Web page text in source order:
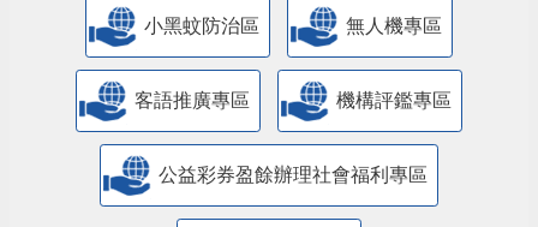
小黑蚊防治區 無人機專區
客語推廣專區 機構評鑑專區
公益彩券盈餘辦理社會福利專區